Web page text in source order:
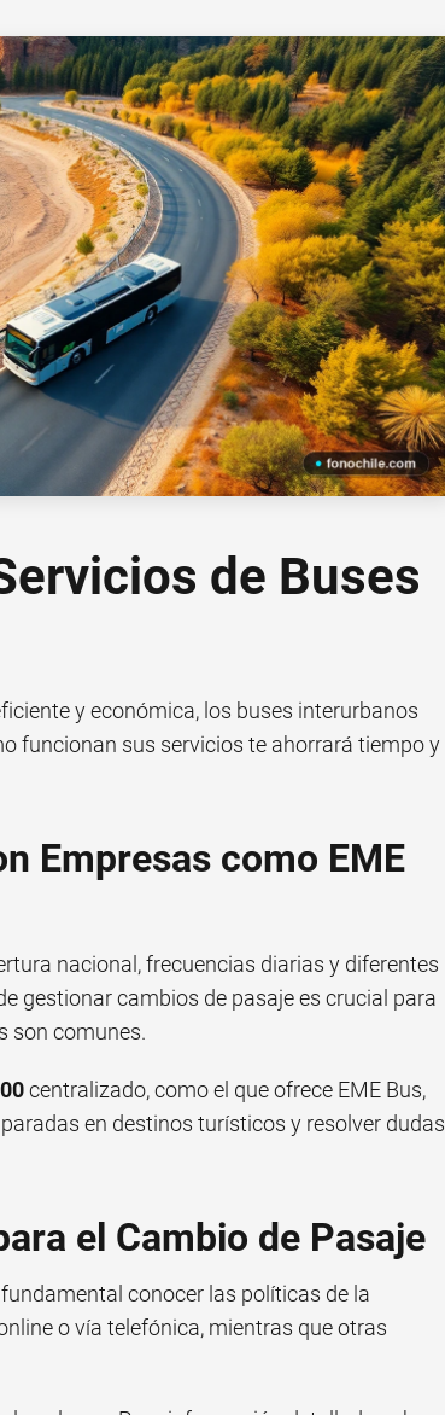
de Buses
y económica, los buses interurbanos
funcionan sus servicios te ahorrará tiempo y
Empresas como EME
nacional, frecuencias diarias y diferentes
gestionar cambios de pasaje es crucial para
son comunes.
centralizado, como el que ofrece EME Bus,
en destinos turísticos y resolver dudas
el Cambio de Pasaje
conocer las políticas de la
o vía telefónica, mientras que otras